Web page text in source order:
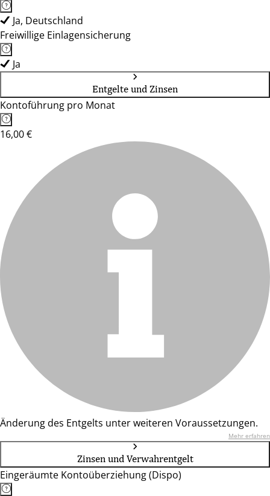
Ja, Deutschland
Freiwillige Einlagensicherung
Ja
Entgelte und Zinsen
Kontoführung pro Monat
16,00 €
Änderung des Entgelts unter weiteren Voraussetzungen.
Mehr erfahren
Zinsen und Verwahrentgelt
Eingeräumte Kontoüberziehung (Dispo)